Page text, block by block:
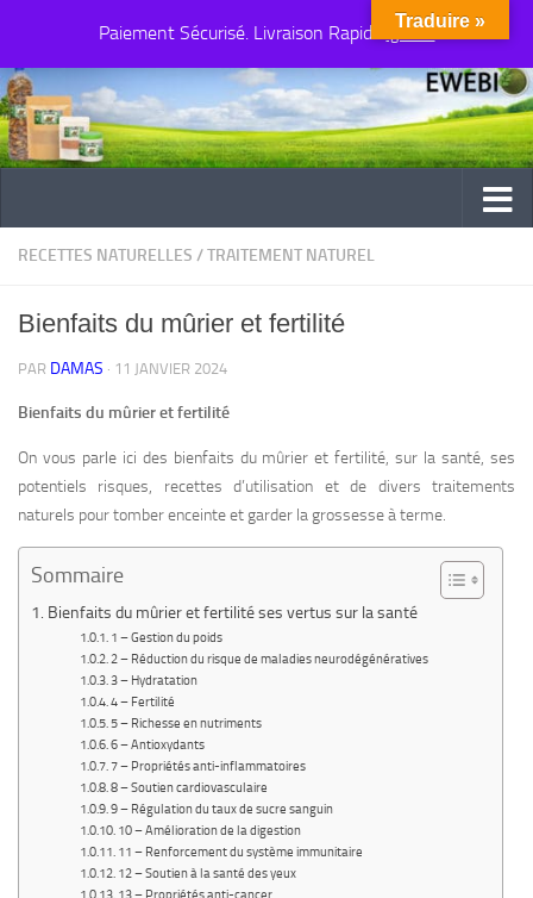
Paiement Sécurisé. Livraison Rapide Ignorer
Au dessous du contenu
RECETTES NATURELLES /TRAITEMENT NATUREL
Bienfaits du mûrier et fertilité
PAR DAMAS · 11 JANVIER 2024
Bienfaits du mûrier et fertilité
On vous parle ici des bienfaits du mûrier et fertilité, sur la santé, ses
potentiels risques, recettes d’utilisation et de divers traitements
naturels pour tomber enceinte et garder la grossesse à terme.
Sommaire
Bienfaits du mûrier et fertilité ses vertus sur la santé
1 – Gestion du poids
2 – Réduction du risque de maladies neurodégénératives
3 – Hydratation
4 – Fertilité
5 – Richesse en nutriments
6 – Antioxydants
7 – Propriétés anti-inflammatoires
8 – Soutien cardiovasculaire
9 – Régulation du taux de sucre sanguin
10 – Amélioration de la digestion
11 – Renforcement du système immunitaire
12 – Soutien à la santé des yeux
Traduire »